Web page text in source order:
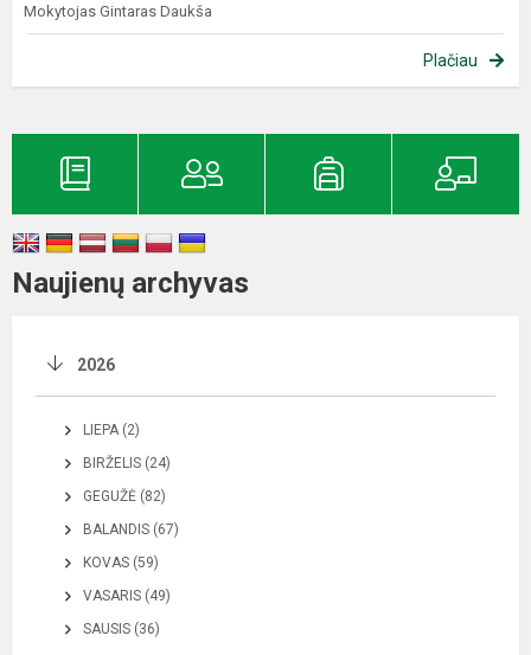
Mokytojas Gintaras Daukša
Plačiau
Naujienų archyvas
2026
LIEPA (2)
BIRŽELIS (24)
GEGUŽĖ (82)
BALANDIS (67)
KOVAS (59)
VASARIS (49)
SAUSIS (36)